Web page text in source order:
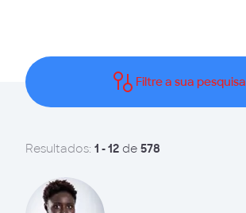
Filtre a sua pesquisa
Resultados: 1 - 12 de 578